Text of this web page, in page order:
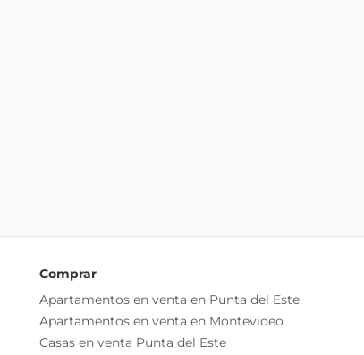
Comprar
Apartamentos en venta en Punta del Este
Apartamentos en venta en Montevideo
Casas en venta Punta del Este